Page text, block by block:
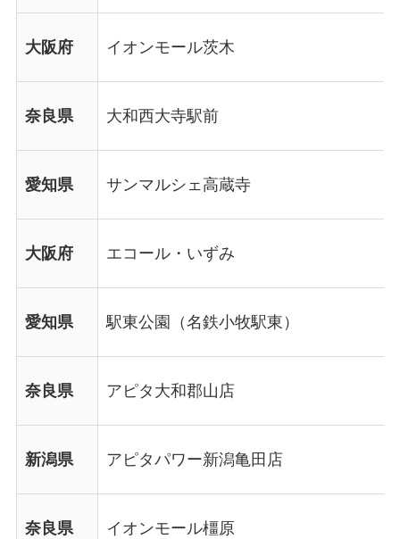
大阪府 イオンモール茨木
奈良県 大和西大寺駅前
愛知県 サンマルシェ高蔵寺
大阪府 エコール・いずみ
愛知県 駅東公園（名鉄小牧駅東）
奈良県 アピタ大和郡山店
新潟県 アピタパワー新潟亀田店
奈良県 イオンモール橿原